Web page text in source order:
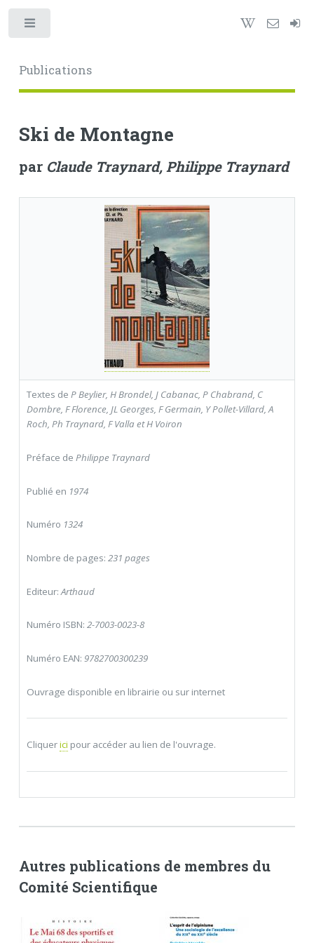
Publications
Ski de Montagne
par Claude Traynard, Philippe Traynard
Textes de P Beylier, H Brondel, J Cabanac, P Chabrand, C
Dombre, F Florence, JL Georges, F Germain, Y Pollet-Villard, A
Roch, Ph Traynard, F Valla et H Voiron
Préface de Philippe Traynard
Publié en 1974
Numéro 1324
Nombre de pages: 231 pages
Editeur: Arthaud
Numéro ISBN: 2-7003-0023-8
Numéro EAN: 9782700300239
Ouvrage disponible en librairie ou sur internet
Cliquerici pour accéder au lien de l'ouvrage.
Autres publications de membres du
Comité Scientifique